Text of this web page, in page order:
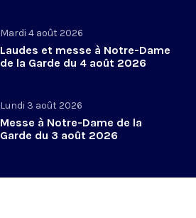
Mardi 4 août 2026
Laudes et messe à Notre-Dame
de la Garde du 4 août 2026
Lundi 3 août 2026
Messe à Notre-Dame de la
Garde du 3 août 2026